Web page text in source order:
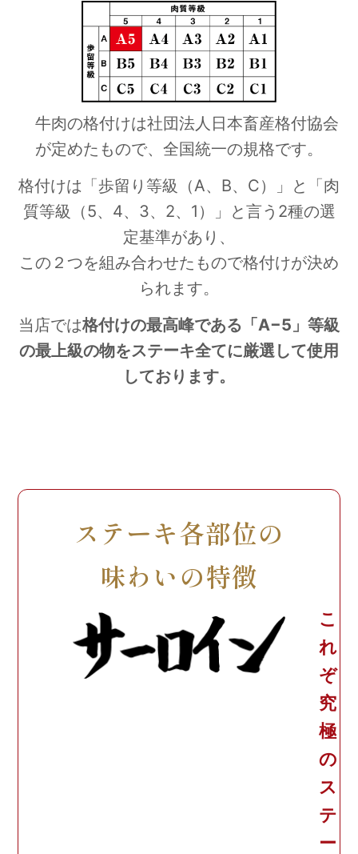
牛肉の格付けは社団法人日本畜産格付協会
が定めたもので、全国統一の規格です。
格付けは「歩留り等級（A、 B、 C）」と「肉
質等級（5、 4、 3、 2、 1 ）」と言う 2種の選
定基準があり、
この２つを組み合わせたもので格付けが決め
られます。
当店では格付けの最高峰である「A−5 」等級
の最上級の物をステーキ全てに厳選して使用
しております。
ステーキ各部位の
味わいの特徴
こ
れ
ぞ
究
極
の
ス
テ
ー